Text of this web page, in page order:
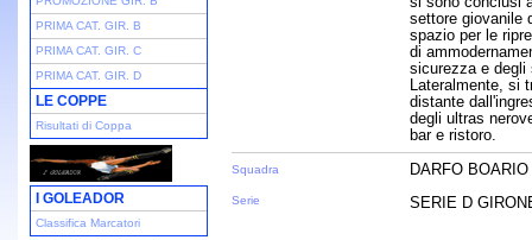
PRIMA CAT. GIR. B
PRIMA CAT. GIR. C
PRIMA CAT. GIR. D
LE COPPE
Risultati di Coppa
I GOLEADOR
Classifica Marcatori
settore giovanile
spazio per le
di
sicurezza e degli
Lateralmente, si
distante
degli ultras
bar e ristoro.
Squadra
Serie
DARFO
SERIE D